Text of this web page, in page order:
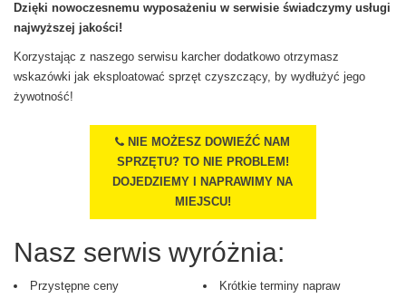
Dzięki nowoczesnemu wyposażeniu w serwisie świadczymy usługi
najwyższej jakości!
Korzystając z naszego serwisu karcher dodatkowo otrzymasz
wskazówki jak eksploatować sprzęt czyszczący, by wydłużyć jego
żywotność!
NIE MOŻESZ DOWIEŹĆ NAM
SPRZĘTU? TO NIE PROBLEM!
DOJEDZIEMY I NAPRAWIMY NA
MIEJSCU!
Nasz serwis wyróżnia:
Krótkie terminy napraw
Przystępne ceny